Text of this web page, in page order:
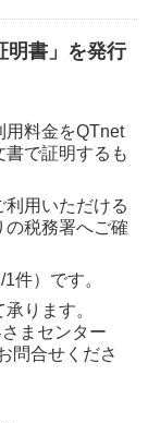
明書」を発行
用料金をQTnet
で証明するも
用いただける
の税務署へご確
件）です。
ります。
まセンター
問合せくださ